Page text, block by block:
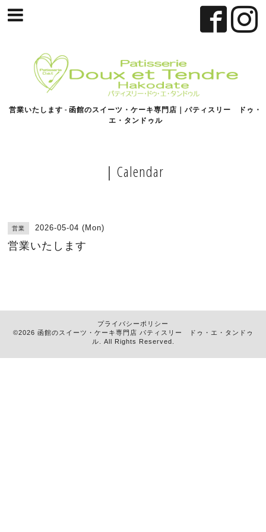
営業いたします - 函館のスイーツ・ケーキ専門店｜パティスリー ドゥ・
エ・タンドゥル
｜Calendar
営業 2026-05-04 (Mon)
営業いたします
プライバシーポリシー
©2026 函館のスイーツ・ケーキ専門店 パティスリー ドゥ・エ・タンドゥ
ル . All Rights Reserved.